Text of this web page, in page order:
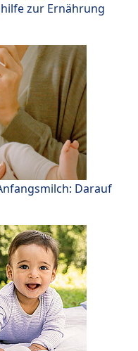
zur Ernährung
Darauf